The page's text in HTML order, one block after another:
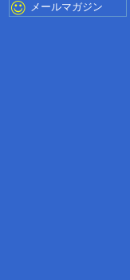
メールマガジン